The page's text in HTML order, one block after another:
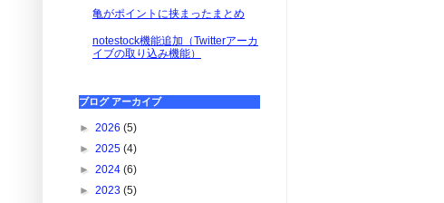
亀がポイントに挟まったまとめ
notestock機能追加（Twitterアーカ
イブの取り込み機能）
ブログ アーカイブ
► 2026 (5)
► 2025 (4)
► 2024 (6)
► 2023 (5)